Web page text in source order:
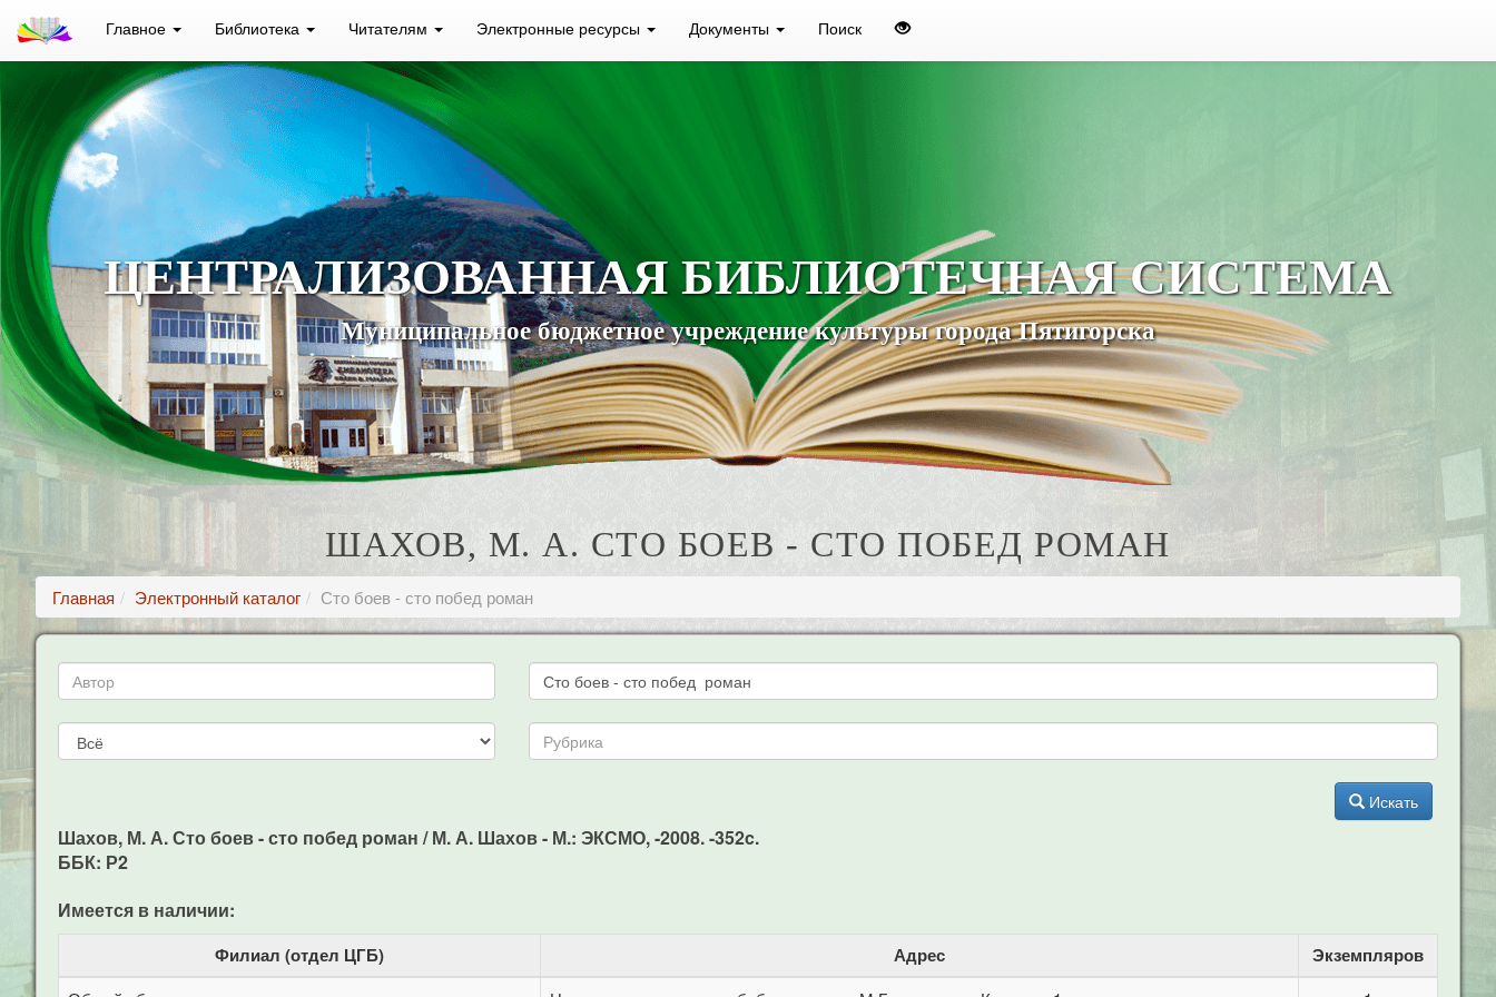
Главное Библиотека Читателям Электронные ресурсы Документы Поиск
ЦЕНТРАЛИЗОВАННАЯ БИБЛИОТЕЧНАЯ СИСТЕМА
Муниципальное бюджетное учреждение культуры города Пятигорска
ШАХОВ, М. А. СТО БОЕВ - СТО ПОБЕД РОМАН
Главная Электронный каталог Сто боев - сто побед роман
Искать
Шахов, М. А. Сто боев - сто побед роман / М. А. Шахов - М.: ЭКСМО, -2008. -352c.
ББК: Р2
Имеется в наличии:
Филиал (отдел ЦГБ) Адрес Экземпляров